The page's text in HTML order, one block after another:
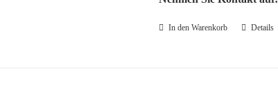
In den Warenkorb Details